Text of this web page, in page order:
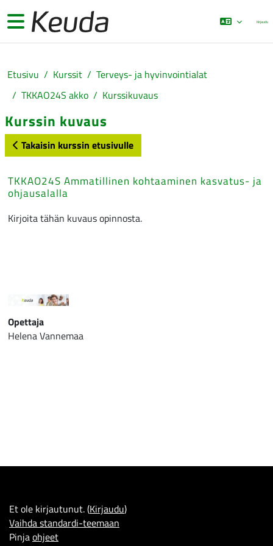
Sivupaneeli Kirjaudu
Etusivu Kurssit
Terveys- ja hyvinvointialat
TKKAO24S akko
Kurssikuvaus
Kurssin kuvaus
Takaisin kurssin etusivulle
TKKAO24S Ammatillinen kohtaaminen kasvatus- ja
ohjausalalla
Kirjoita tähän kuvaus opinnosta.
Opettaja
Helena Vannemaa
Et ole kirjautunut. (Kirjaudu)
Vaihda standardi-teemaan
Pinjaohjeet